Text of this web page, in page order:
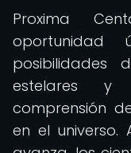
Proxima
oportunidad
posibilidades
estelares y
comprensión
en el